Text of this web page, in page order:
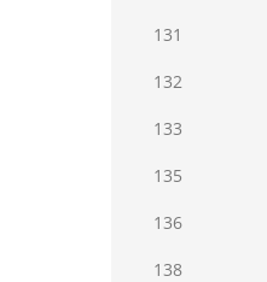
131
132
133
135
136
138